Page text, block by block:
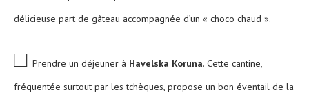
délicieuse part de gâteau accompagnée d’un « choco chaud ».
□ Prendre un déjeuner à Havelska Koruna. Cette cantine,
fréquentée surtout par les tchèques, propose un bon éventail de la